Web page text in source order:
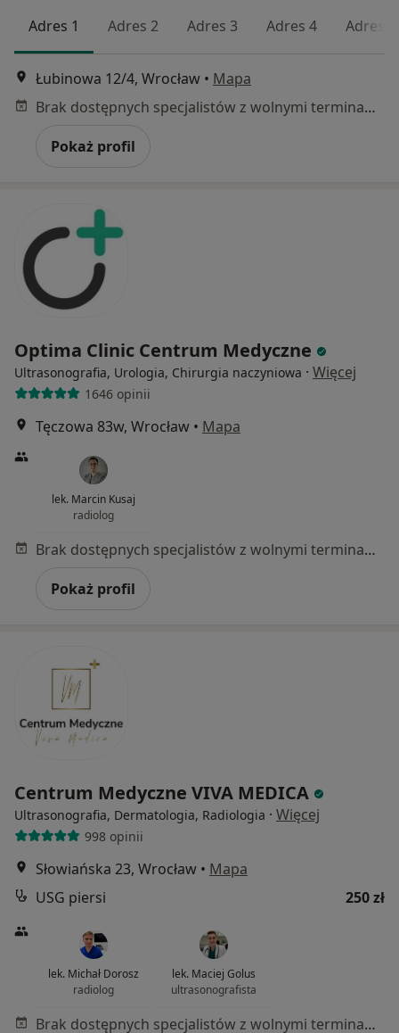
Adres 1 Adres 2 Adres 3 Adres 4 Adres 5
Łubinowa 12/4, Wrocław • Mapa
Brak dostępnych specjalistów z wolnymi terminami w tym centrum medycznym.
Pokaż profil
Optima Clinic Centrum Medyczne
Ultrasonografia, Urologia, Chirurgia naczyniowa · Więcej
1646 opinii
Tęczowa 83w, Wrocław • Mapa
lek. Marcin Kusaj
radiolog
Brak dostępnych specjalistów z wolnymi terminami w tym centrum medycznym.
Pokaż profil
Centrum Medyczne VIVA MEDICA
Ultrasonografia, Dermatologia, Radiologia · Więcej
998 opinii
Słowiańska 23, Wrocław • Mapa
USG piersi
250 zł
lek. Michał Dorosz
radiolog
lek. Maciej Golus
ultrasonografista
Brak dostępnych specjalistów z wolnymi terminami w tym centrum medycznym.